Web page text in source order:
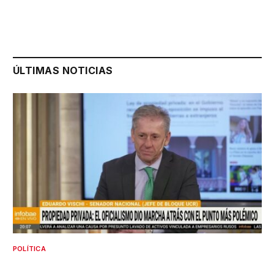
ÚLTIMAS NOTICIAS
POLÍTICA